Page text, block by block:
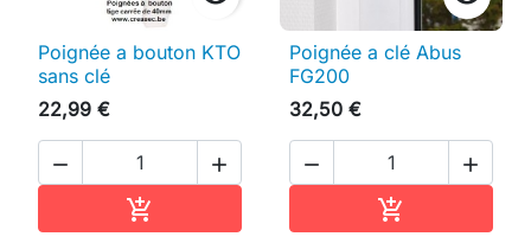
Poignée a bouton KTO
sans clé
22,99 €
 

Poignée a clé Abus
FG200
32,50 €
 
